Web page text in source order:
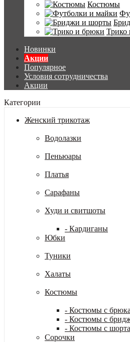
Костюмы
Трико
Новинки
Акции
Популярное
Условия сотрудничества
Акции
Категории
Женский трикотаж
Водолазки
Пеньюары
Платья
Сарафаны
Худи и свитшоты
- Кардиганы
Юбки
Туники
Халаты
Костюмы
- Костюмы с
- Костюмы с
- Костюмы с
Сорочки